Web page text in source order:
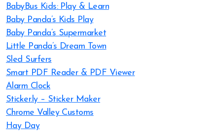
BabyBus Kids: Play & Learn
Baby Panda’s Kids Play
Baby Panda’s Supermarket
Little Panda’s Dream Town
Sled Surfers
Smart PDF Reader & PDF Viewer
Alarm Clock
Sticker.ly – Sticker Maker
Chrome Valley Customs
Hay Day